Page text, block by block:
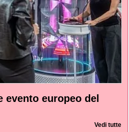
evento europeo del
Vedi tutte